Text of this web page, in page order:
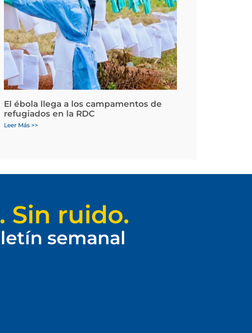
El ébola llega a los campamentos de
refugiados en la RDC
Leer Más >>
Sin ruido.
semanal